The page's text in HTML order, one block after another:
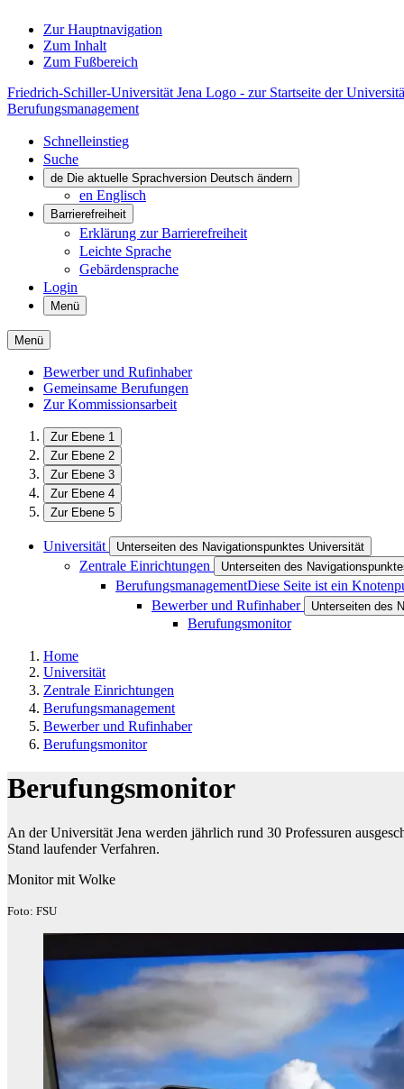
Zur Hauptnavigation
Zum Inhalt
Zum Fußbereich
Friedrich-Schiller-Universität Jena Logo - zur Startseite der
Berufungsmanagement
Schnelleinstieg
Suche
de Die aktuelle Sprachversion Deutsch ändern
en Englisch
Barrierefreiheit
Erklärung zur Barrierefreiheit
Leichte Sprache
Gebärdensprache
Login
Menü
Menü
Bewerber und Rufinhaber
Gemeinsame Berufungen
Zur Kommissionsarbeit
Zur Ebene 1
Zur Ebene 2
Zur Ebene 3
Zur Ebene 4
Zur Ebene 5
Universität Unterseiten des Navigationspunktes Universität
Zentrale Einrichtungen Unterseiten des
BerufungsmanagementDiese Seite ist ein
Bewerber und Rufinhaber
Unterseiten des
Berufungsmonitor
Home
Universität
Zentrale Einrichtungen
Berufungsmanagement
Bewerber und Rufinhaber
Berufungsmonitor
Berufungsmonitor
An der Universität Jena werden jährlich rund 30 Professuren
Stand laufender Verfahren.
Monitor mit Wolke
Foto: FSU